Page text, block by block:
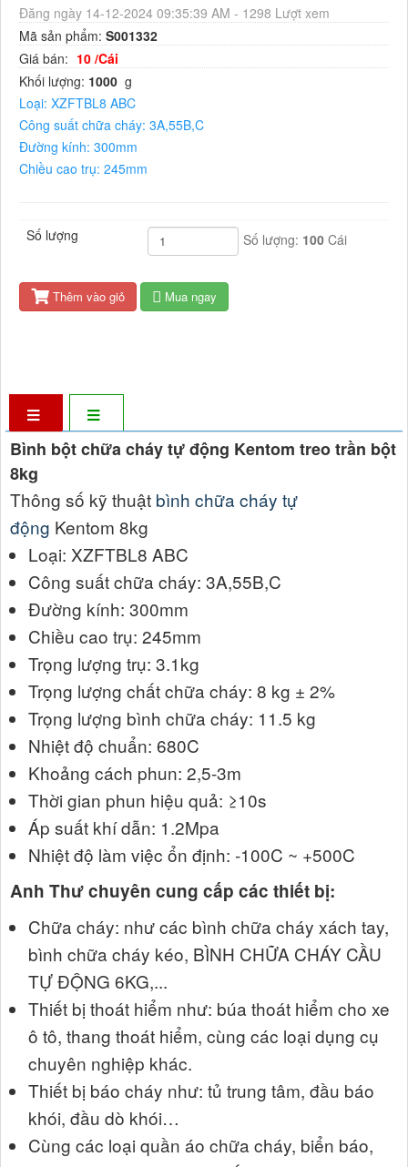
Đăng ngày 14-12-2024 09:35:39 AM - 1298 Lượt xem
Mã sản phẩm: S001332
Giá bán: 10 /Cái
Khối lượng: 1000 g
Loại: XZFTBL8 ABC
Công suất chữa cháy: 3A,55B,C
Đường kính: 300mm
Chiều cao trụ: 245mm
Trọng lượng bình chữa cháy: 11.5 kg
Thời gian phun hiệu quả: ≥10s
Số lượng Số lượng: 100 Cái
Thêm vào giỏ Mua ngay
Bình bột chữa cháy tự động Kentom treo trần bột
8kg
Thông số kỹ thuật bình chữa cháy tự
động Kentom 8kg
Loại: XZFTBL8 ABC
Công suất chữa cháy: 3A,55B,C
Đường kính: 300mm
Chiều cao trụ: 245mm
Trọng lượng trụ: 3.1kg
Trọng lượng chất chữa cháy: 8 kg ± 2%
Trọng lượng bình chữa cháy: 11.5 kg
Nhiệt độ chuẩn: 680C
Khoảng cách phun: 2,5-3m
Thời gian phun hiệu quả: ≥10s
Áp suất khí dẫn: 1.2Mpa
Nhiệt độ làm việc ổn định: -100C ~ +500C
Anh Thư chuyên cung cấp các thiết bị:
Chữa cháy: như các bình chữa cháy xách tay,
bình chữa cháy kéo, BÌNH CHỮA CHÁY CẦU
TỰ ĐỘNG 6KG,...
Thiết bị thoát hiểm như: búa thoát hiểm cho xe
ô tô, thang thoát hiểm, cùng các loại dụng cụ
chuyên nghiệp khác.
Thiết bị báo cháy như: tủ trung tâm, đầu báo
khói, đầu dò khói…
Cùng các loại quần áo chữa cháy, biển báo,